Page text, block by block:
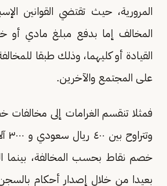
المرورية، حيث تقتضي القوانين
المخالف إما بدفع مبلغ مادي
القيادة أو كليهما، وذلك طبقا
على المجتمع والآخرين.
فمثلا تنقسم الغرامات إلى مخالفات
خصم نقاط بحسب المخالفة، بينما
بعيدا من خلال إصدار أحكام